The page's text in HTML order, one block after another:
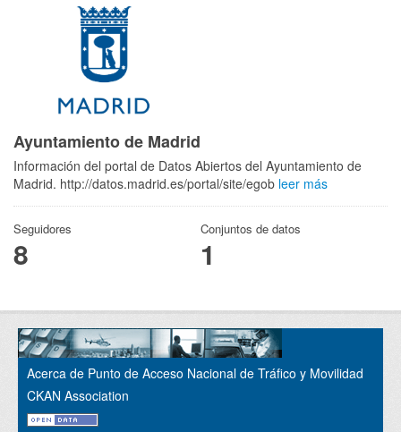
Ayuntamiento de Madrid
Información del portal de Datos Abiertos del Ayuntamiento de
Madrid. http://datos.madrid.es/portal/site/egob leer más
Seguidores
8
Conjuntos de datos
1
Acerca de Punto de Acceso Nacional de Tráfico y Movilidad
CKAN Association